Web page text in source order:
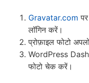
Gravatar.com
लॉगिन करें।
प्रोफ़ाइल फोटो
WordPress
फोटो चेक करें।